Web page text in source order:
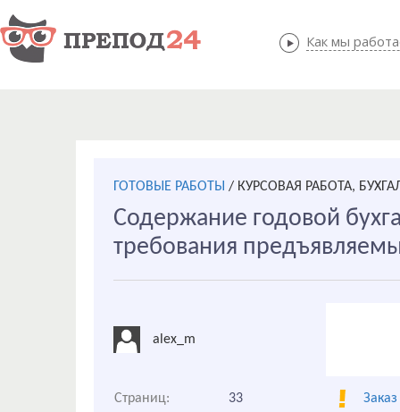
Как мы
Как мы
ГОТОВЫЕ РАБОТЫ / КУРСОВАЯ РАБОТА,
Содержание годовой
требования
alex_m
Страниц: 33